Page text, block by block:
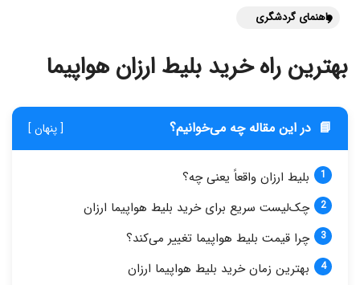
راهنمای گردشگری
بهترین راه خرید بلیط ارزان هواپیما
📘 در این مقاله چه می‌خوانیم؟ [ پنهان ]
بلیط ارزان واقعاً یعنی چه؟
چک‌لیست سریع برای خرید بلیط هواپیما ارزان
چرا قیمت بلیط هواپیما تغییر می‌کند؟
بهترین زمان خرید بلیط هواپیما ارزان